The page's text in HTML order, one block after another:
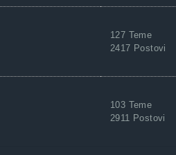
127 Teme
2417 Postovi
103 Teme
2911 Postovi